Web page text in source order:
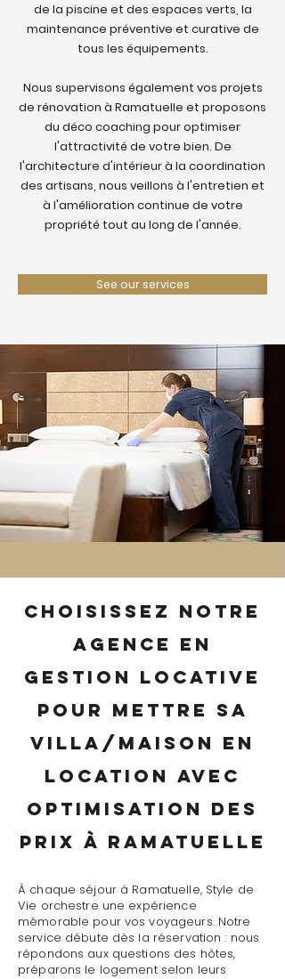
de la piscine et des espaces verts, la
maintenance préventive et curative de
tous les équipements.
Nous supervisons également vos projets
de rénovation à Ramatuelle et proposons
du déco coaching pour optimiser
l'attractivité de votre bien. De
l'architecture d'intérieur à la coordination
des artisans, nous veillons à l'entretien et
à l'amélioration continue de votre
propriété tout au long de l'année.
See our services
Choisissez notre
agence en
gestion locative
pour mettre sa
villa/maison en
location avec
optimisation des
prix à Ramatuelle
À chaque séjour à Ramatuelle, Style de
Vie orchestre une expérience
mémorable pour vos voyageurs. Notre
service débute dès la réservation : nous
répondons aux questions des hôtes,
préparons le logement selon leurs